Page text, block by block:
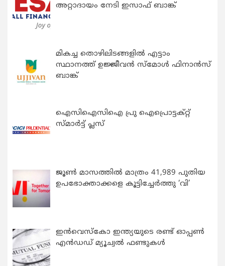
അറ്റാദായം നേടി ഇസാഫ് ബാങ്ക്
മികച്ച തൊഴിലിടങ്ങളിൽ എട്ടാം
സ്ഥാനത്ത് ഉജ്ജീവൻ സ്മോൾ ഫിനാൻസ്
ബാങ്ക്
ഐസിഐസിഐ പ്രു ഐപ്രൊട്ടക്റ്റ്
സ്മാർട്ട് പ്ലസ്
ജൂൺ മാസത്തിൽ മാത്രം 41,989 പുതിയ
ഉപഭോക്താക്കളെ കൂട്ടിച്ചേർത്തു ‘വി’
ഇന്‍വെസ്കോ ഇന്ത്യയുടെ രണ്ട് ഓപ്പണ്‍
എന്‍ഡഡ് മ്യൂച്വല്‍ ഫണ്ടുകള്‍